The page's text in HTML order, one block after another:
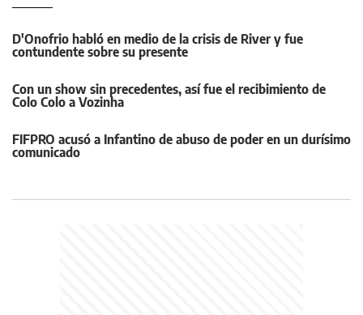
D'Onofrio habló en medio de la crisis de River y fue
contundente sobre su presente
Con un show sin precedentes, así fue el recibimiento de
Colo Colo a Vozinha
FIFPRO acusó a Infantino de abuso de poder en un durísimo
comunicado